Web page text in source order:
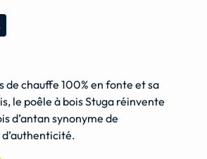
de chauffe 100% en fonte et sa
le poêle à bois Stuga réinvente
d’antan synonyme de